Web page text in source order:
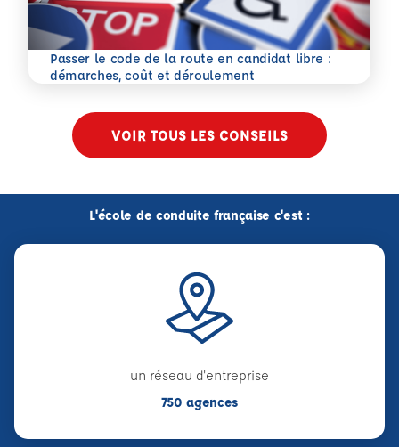
Passer le code de la route en candidat libre :
démarches, coût et déroulement
En savoir plus
VOIR TOUS LES CONSEILS
L'école de conduite française c'est :
un réseau d'entreprise
750 agences